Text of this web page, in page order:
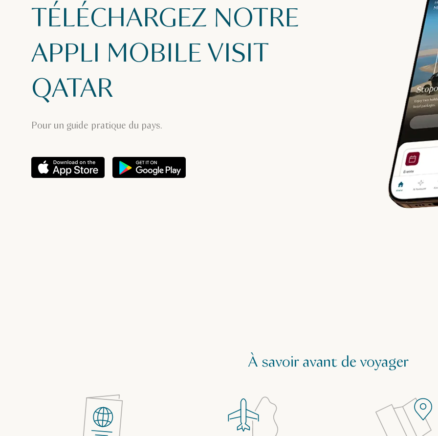
TÉLÉCHARGEZ NOTRE
APPLI MOBILE VISIT
QATAR
Pour un guide pratique du pays.
À savoir avant de voyager